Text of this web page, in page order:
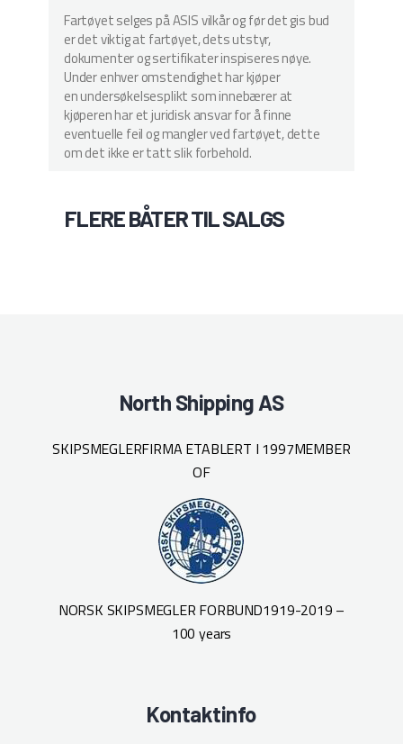
Fartøyet selges på ASIS vilkår og før det gis bud
er det viktig at fartøyet, dets utstyr,
dokumenter og sertifikater inspiseres nøye.
Under enhver omstendighet har kjøper
en undersøkelsesplikt som innebærer at
kjøperen har et juridisk ansvar for å finne
eventuelle feil og mangler ved fartøyet, dette
om det ikke er tatt slik forbehold.
FLERE BÅTER TIL SALGS
North Shipping AS
SKIPSMEGLERFIRMA ETABLERT I 1997MEMBER
OF
NORSK SKIPSMEGLER FORBUND1919-2019 –
100 years
Kontaktinfo